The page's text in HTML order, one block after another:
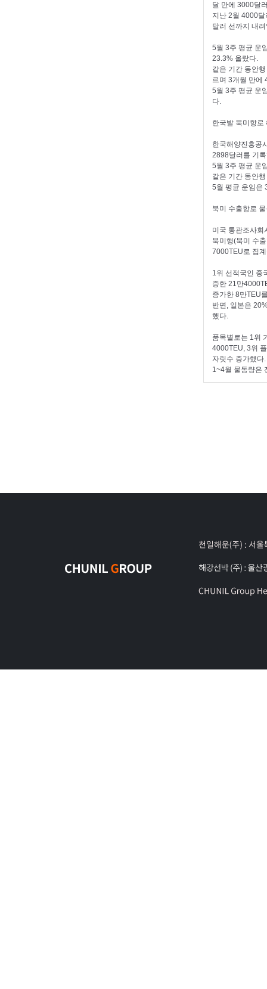
달 만에 3000달
지난 2월 4000
달러 선까지 내
5월 3주 평균 운
23.3% 올랐다.
같은 기간 동안
르며 3개월 만에
5월 3주 평균 운
다.
한국발 북미항로
한국해양진흥공
2898달러를 기
5월 3주 평균 운
같은 기간 동안
5월 평균 운임은
북미 수출항로
미국 통관조사회
북미행(북미 수
7000TEU로 집
1위 선적국인 중
증한 21만
증가한 8만TEU
반면, 일본은
했다.
품목별로는 1위
4000TEU, 3위
자릿수 증가했다.
1~4월 물동량은